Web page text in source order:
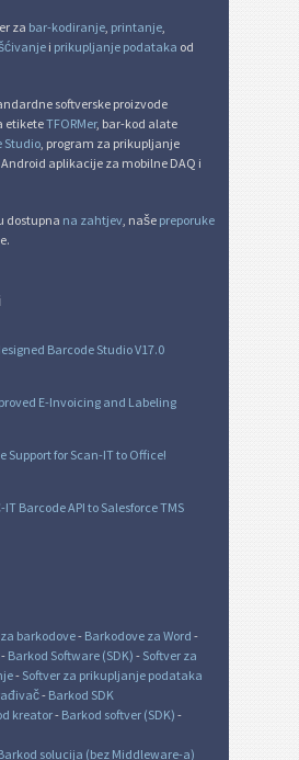
za bar-kodiranje printanje
i prikupljanje podataka od
softverske proizvode
etiketeTFORMer, bar-kod alate
Studio , program za prikupljanje
Android aplikacije za mobilne DAQ i
dostupna na zahtjev , naše preporuke
Barcode Studio V17.0
E-Invoicing and Labeling
Support for Scan-IT to Office!
IT Barcode API to Salesforce TMS
barkodove- Barkodove za Word -
- Barkod Software (SDK) - Softver za
- Softver za prikupljanje podataka
- Barkod SDK
kreator- Barkod softver (SDK) -
solucija (bez Middleware-a)